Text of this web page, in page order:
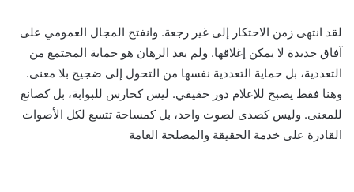
لقد انتهى زمن الاحتكار إلى غير رجعة. وانفتح المجال العمومي على
آفاق جديدة لا يمكن إغلاقها. ولم يعد الرهان هو حماية المجتمع من
التعددية، بل حماية التعددية نفسها من التحول إلى ضجيج بلا معنى.
وهنا فقط يصبح للإعلام دور حقيقي. ليس كحارس للبوابة، بل كصانع
للمعنى. وليس كصدى لصوت واحد، بل كمساحة تتسع لكل الأصوات
القادرة على خدمة الحقيقة والمصلحة العامة